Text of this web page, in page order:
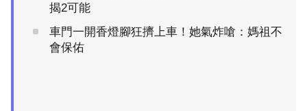
揭2可能
車門一開香燈腳狂擠上車！她氣炸嗆：媽祖不
會保佑